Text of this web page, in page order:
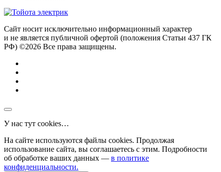
Сайт носит исключительно информационный характер
и не является публичной офертой (положения Статьи 437 ГК
РФ) ©2026 Все права защищены.
У нас тут cookies…
На сайте используются файлы cookies. Продолжая
использование сайта, вы соглашаетесь с этим. Подробности
об обработке ваших данных — в политике
конфиденциальности.